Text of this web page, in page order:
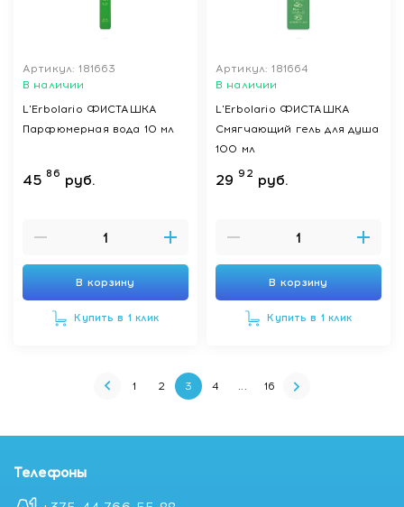
Артикул: 181663
В наличии
L'Erbolario ФИСТАШКА
Парфюмерная вода 10 мл
45 86 руб.
В корзину
Купить в 1 клик
Артикул: 181664
В наличии
L'Erbolario ФИСТАШКА
Смягчающий гель для душа
100 мл
29 92 руб.
В корзину
Купить в 1 клик
1 2 3 4 ... 16
Телефоны